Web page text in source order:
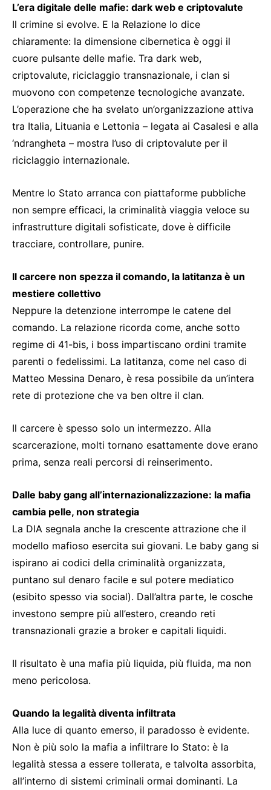
L’era digitale delle mafie: dark web e criptovalute
Il crimine si evolve. E la Relazione lo dice
chiaramente: la dimensione cibernetica è oggi il
cuore pulsante delle mafie. Tra dark web,
criptovalute, riciclaggio transnazionale, i clan si
muovono con competenze tecnologiche avanzate.
L’operazione che ha svelato un’organizzazione attiva
tra Italia, Lituania e Lettonia – legata ai Casalesi e alla
‘ndrangheta – mostra l’uso di criptovalute per il
riciclaggio internazionale.
Mentre lo Stato arranca con piattaforme pubbliche
non sempre efficaci, la criminalità viaggia veloce su
infrastrutture digitali sofisticate, dove è difficile
tracciare, controllare, punire.
Il carcere non spezza il comando, la latitanza è un
mestiere collettivo
Neppure la detenzione interrompe le catene del
comando. La relazione ricorda come, anche sotto
regime di 41-bis, i boss impartiscano ordini tramite
parenti o fedelissimi. La latitanza, come nel caso di
Matteo Messina Denaro, è resa possibile da un’intera
rete di protezione che va ben oltre il clan.
Il carcere è spesso solo un intermezzo. Alla
scarcerazione, molti tornano esattamente dove erano
prima, senza reali percorsi di reinserimento.
Dalle baby gang all’internazionalizzazione: la mafia
cambia pelle, non strategia
La DIA segnala anche la crescente attrazione che il
modello mafioso esercita sui giovani. Le baby gang si
ispirano ai codici della criminalità organizzata,
puntano sul denaro facile e sul potere mediatico
(esibito spesso via social). Dall’altra parte, le cosche
investono sempre più all’estero, creando reti
transnazionali grazie a broker e capitali liquidi.
Il risultato è una mafia più liquida, più fluida, ma non
meno pericolosa.
Quando la legalità diventa infiltrata
Alla luce di quanto emerso, il paradosso è evidente.
Non è più solo la mafia a infiltrare lo Stato: è la
legalità stessa a essere tollerata, e talvolta assorbita,
all’interno di sistemi criminali ormai dominanti. La